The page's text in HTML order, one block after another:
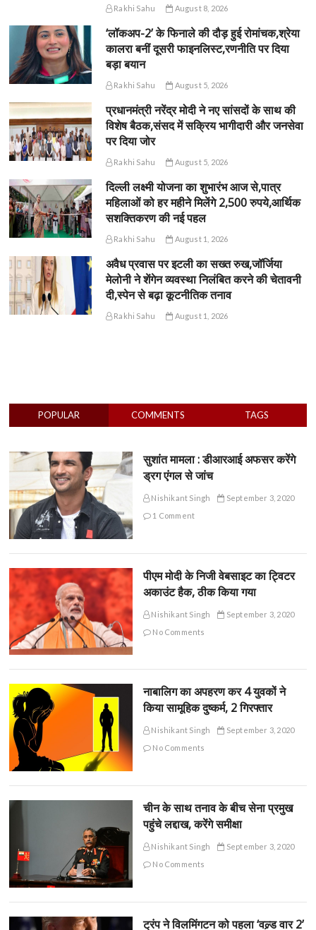
Rakhi Sahu August 8, 2026
‘लॉकअप-2’ के फिनाले की दौड़ हुई रोमांचक,श्रेया
कालरा बनीं दूसरी फाइनलिस्ट,रणनीति पर दिया
बड़ा बयान
Rakhi Sahu August 5, 2026
प्रधानमंत्री नरेंद्र मोदी ने नए सांसदों के साथ की
विशेष बैठक,संसद में सक्रिय भागीदारी और जनसेवा
पर दिया जोर
Rakhi Sahu August 5, 2026
दिल्ली लक्ष्मी योजना का शुभारंभ आज से,पात्र
महिलाओं को हर महीने मिलेंगे 2,500 रुपये,आर्थिक
सशक्तिकरण की नई पहल
Rakhi Sahu August 1, 2026
अवैध प्रवास पर इटली का सख्त रुख,जॉर्जिया
मेलोनी ने शेंगेन व्यवस्था निलंबित करने की चेतावनी
दी,स्पेन से बढ़ा कूटनीतिक तनाव
Rakhi Sahu August 1, 2026
POPULAR COMMENTS TAGS
सुशांत मामला : डीआरआई अफसर करेंगे
ड्रग एंगल से जांच
Nishikant Singh
September 3, 2020
1 Comment
पीएम मोदी के निजी वेबसाइट का ट्विटर
अकाउंट हैक, ठीक किया गया
Nishikant Singh
September 3, 2020
No Comments
नाबालिग का अपहरण कर 4 युवकों ने
किया सामूहिक दुष्कर्म, 2 गिरफ्तार
Nishikant Singh
September 3, 2020
No Comments
चीन के साथ तनाव के बीच सेना प्रमुख
पहुंचे लद्दाख, करेंगे समीक्षा
Nishikant Singh
September 3, 2020
No Comments
ट्रंप ने विलमिंगटन को पहला ‘वल्र्ड वार 2’